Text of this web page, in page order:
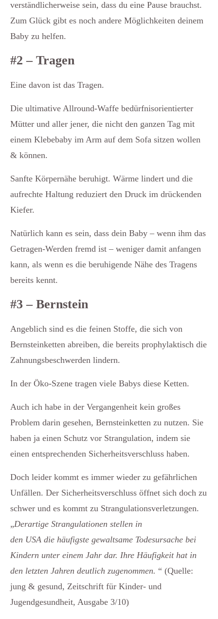
verständlicherweise sein, dass du eine Pause brauchst.
Zum Glück gibt es noch andere Möglichkeiten deinem
Baby zu helfen.
#2 – Tragen
Eine davon ist das Tragen.
Die ultimative Allround-Waffe bedürfnisorientierter
Mütter und aller jener, die nicht den ganzen Tag mit
einem Klebebaby im Arm auf dem Sofa sitzen wollen
& können.
Sanfte Körpernähe beruhigt. Wärme lindert und die
aufrechte Haltung reduziert den Druck im drückenden
Kiefer.
Natürlich kann es sein, dass dein Baby – wenn ihm das
Getragen-Werden fremd ist – weniger damit anfangen
kann, als wenn es die beruhigende Nähe des Tragens
bereits kennt.
#3 – Bernstein
Angeblich sind es die feinen Stoffe, die sich von
Bernsteinketten abreiben, die bereits prophylaktisch die
Zahnungsbeschwerden lindern.
In der Öko-Szene tragen viele Babys diese Ketten.
Auch ich habe in der Vergangenheit kein großes
Problem darin gesehen, Bernsteinketten zu nutzen. Sie
haben ja einen Schutz vor Strangulation, indem sie
einen entsprechenden Sicherheitsverschluss haben.
Doch leider kommt es immer wieder zu gefährlichen
Unfällen. Der Sicherheitsverschluss öffnet sich doch zu
schwer und es kommt zu Strangulationsverletzungen.
„Derartige Strangulationen stellen in
den USA die häufigste gewaltsame Todesursache bei
Kindern unter einem Jahr dar. Ihre Häufigkeit hat in
den letzten Jahren deutlich zugenommen. “ (Quelle:
jung & gesund, Zeitschrift für Kinder- und
Jugendgesundheit, Ausgabe 3/10)